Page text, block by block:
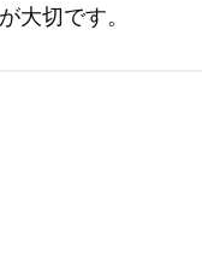
大切です。